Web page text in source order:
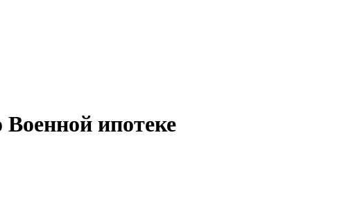
ипотеке